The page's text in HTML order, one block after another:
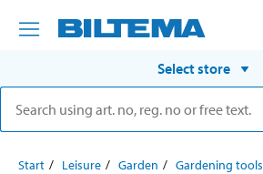
Select store
Start Leisure Garden Gardening tools